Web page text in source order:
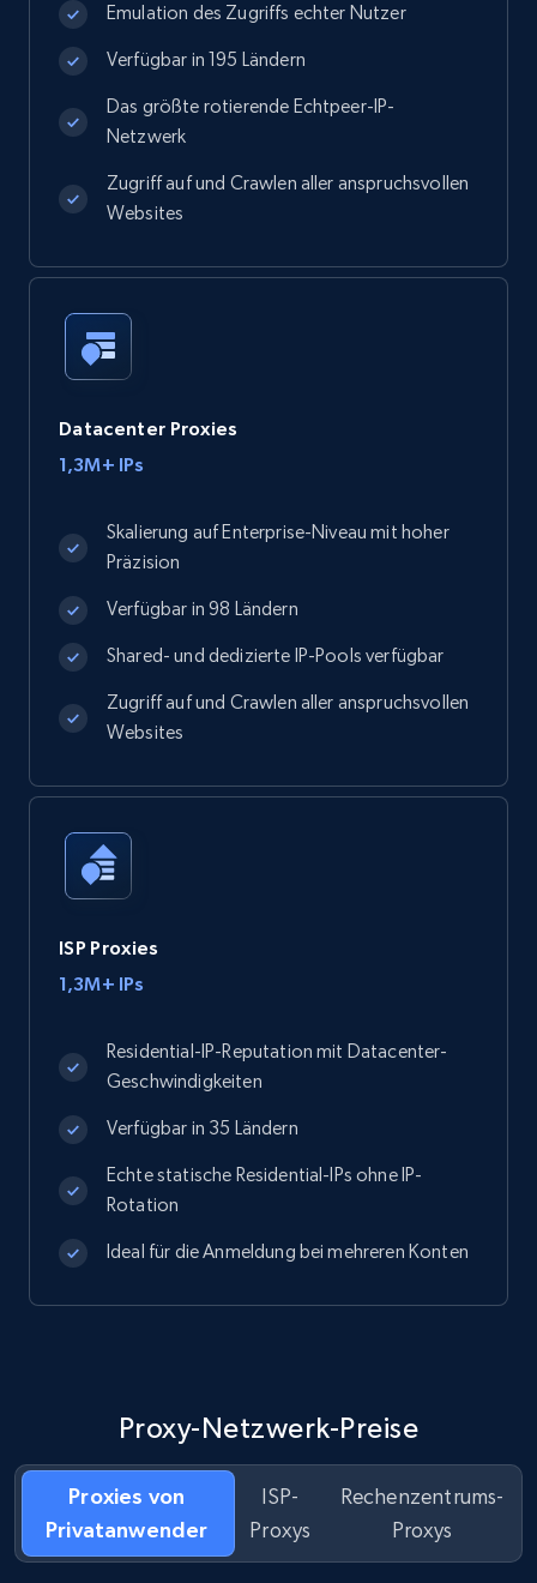
Emulation des Zugriffs echter Nutzer
Verfügbar in 195 Ländern
Das größte rotierende Echtpeer-IP-
Netzwerk
Zugriff auf und Crawlen aller anspruchsvollen
Websites
Datacenter Proxies
1,3M+ IPs
Skalierung auf Enterprise-Niveau mit hoher
Präzision
Verfügbar in 98 Ländern
Shared- und dedizierte IP-Pools verfügbar
Zugriff auf und Crawlen aller anspruchsvollen
Websites
ISP Proxies
1,3M+ IPs
Residential-IP-Reputation mit Datacenter-
Geschwindigkeiten
Verfügbar in 35 Ländern
Echte statische Residential-IPs ohne IP-
Rotation
Ideal für die Anmeldung bei mehreren Konten
Proxy-Netzwerk-Preise
Proxies von
Privatanwender
ISP-
Proxys
Rechenzentrums-
Proxys